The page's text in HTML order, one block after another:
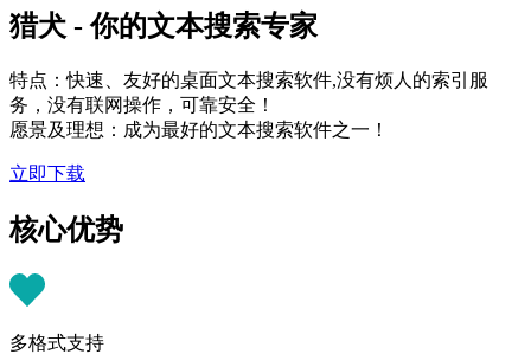
猎犬 - 你的文本搜索专家
特点：快速、友好的桌面文本搜索软件,没有烦人的索引服
务，没有联网操作，可靠安全！
愿景及理想：成为最好的文本搜索软件之一！
立即下载
核心优势
多格式支持